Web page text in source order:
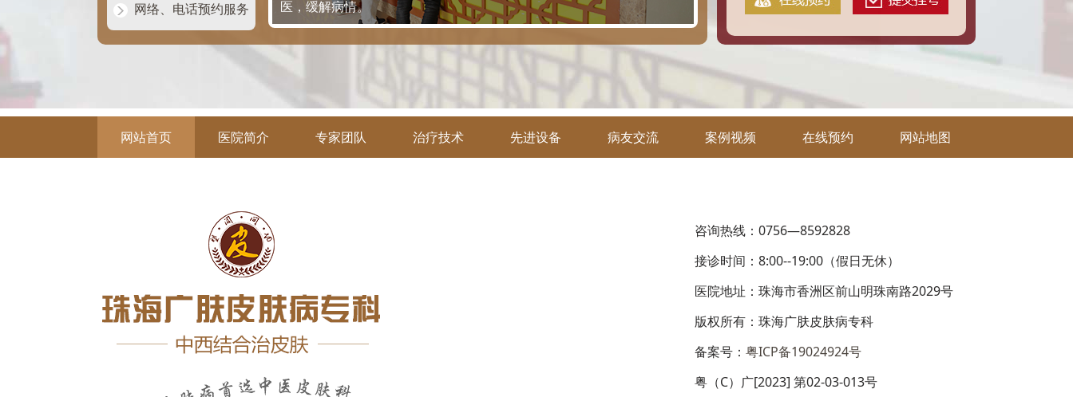
网络、电话预约服务
医，缓解病情。
网站首页 医院简介 专家团队 治疗技术 先进设备 病友交流 案例视频 在线预约 网站地图
咨询热线：0756—8592828
接诊时间：8:00--19:00（假日无休）
医院地址：珠海市香洲区前山明珠南路2029号
版权所有：珠海广肤皮肤病专科
备案号： 粤ICP备19024924号
粤（C）广[2023] 第02-03-013号